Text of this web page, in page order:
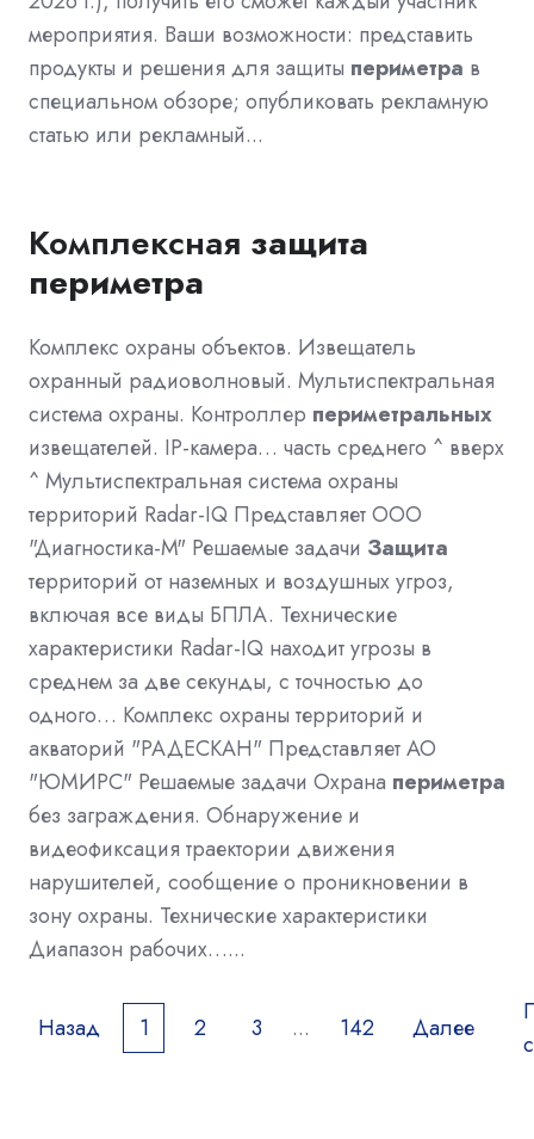
мероприятия. Ваши возможности: представить
продукты и решения для защиты периметра в
специальном обзоре; опубликовать рекламную
статью или рекламный...
Комплексная защита
периметра
Комплекс охраны объектов. Извещатель
охранный радиоволновый. Мультиспектральная
система охраны. Контроллер периметральных
извещателей. IP-камера… часть среднего ^ вверх
^ Мультиспектральная система охраны
территорий Radar-IQ Представляет ООО
"Диагностика-М" Решаемые задачи Защита
территорий от наземных и воздушных угроз,
включая все виды БПЛА. Технические
характеристики Radar-IQ находит угрозы в
среднем за две секунды, с точностью до
одного… Комплекс охраны территорий и
акваторий "РАДЕСКАН" Представляет АО
"ЮМИРС" Решаемые задачи Охрана периметра
без заграждения. Обнаружение и
видеофиксация траектории движения
нарушителей, сообщение о проникновении в
зону охраны. Технические характеристики
Диапазон рабочих…...
Назад 1 2 3 ... 142 Далее